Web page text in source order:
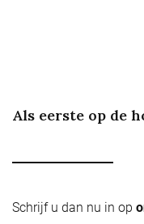
Als eerste op de
Schrijf u dan nu in op